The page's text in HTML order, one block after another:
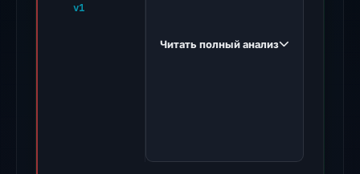
v1
DecЧитать полный анализ